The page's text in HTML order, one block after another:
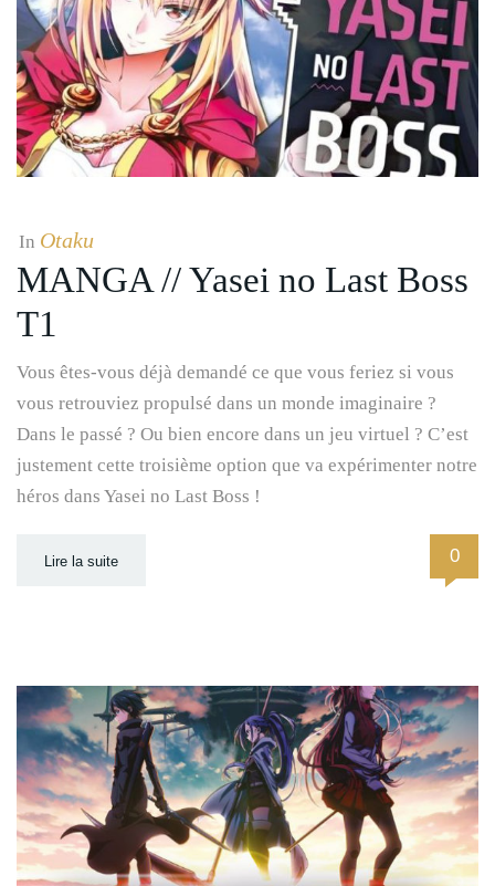
In Otaku
MANGA // Yasei no Last Boss
T1
Vous êtes-vous déjà demandé ce que vous feriez si vous
vous retrouviez propulsé dans un monde imaginaire ?
Dans le passé ? Ou bien encore dans un jeu virtuel ? C’est
justement cette troisième option que va expérimenter notre
héros dans Yasei no Last Boss !
Lire la suite 0